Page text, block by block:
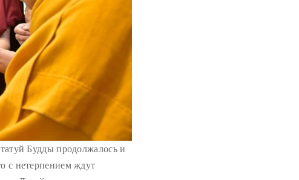
Будды продолжалось и
с нетерпением ждут